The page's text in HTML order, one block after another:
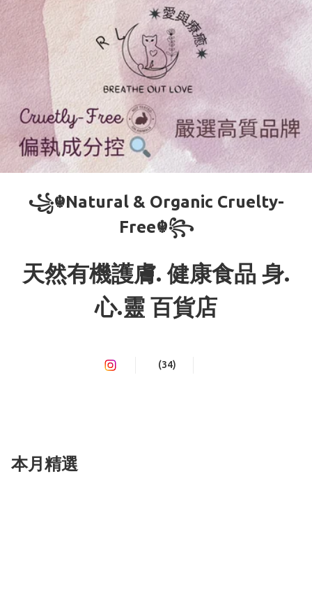
꧁☬Natural & Organic Cruelty-
Free☬꧂
天然有機護膚. 健康食品 身.
心.靈 百貨店
(34)
本月精選